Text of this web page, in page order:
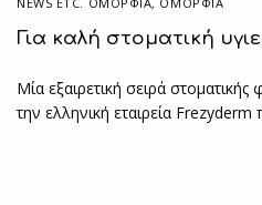
Για καλή στοματική
Μία εξαιρετική σειρά στοματικής
την ελληνική εταιρεία Frezyderm